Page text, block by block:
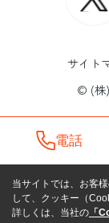
サイト
© (株
電話
当サイトでは、お客
して、クッキー（
詳しくは、当社の 「